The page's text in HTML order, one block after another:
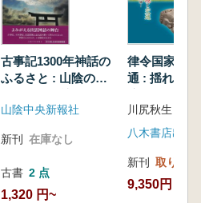
古事記1300年神話の
ふるさと : 山陰のゆ
山陰中央新報社
新刊 在庫なし
古書 2 点
1,320 円~
律令国家の
通 : 揺れ動く
八木書店出版
新刊 取り寄せ
9,350円